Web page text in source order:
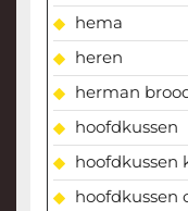
hema
heren
herman
hoofdkussen
hoofdkussen
hoofdkussen